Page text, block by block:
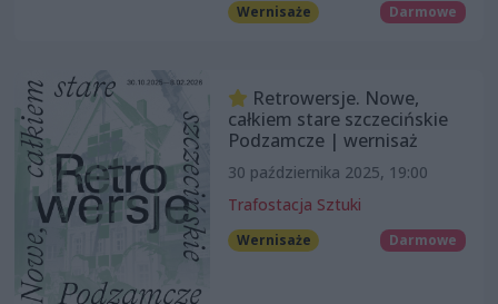
Wernisaże Darmowe
Retrowersje. Nowe,
całkiem stare szczecińskie
Podzamcze | wernisaż
30 października 2025, 19:00
Trafostacja Sztuki
Wernisaże Darmowe